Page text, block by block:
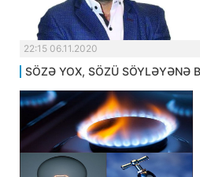
22:15 06.11.2020
SÖZƏ YOX, SÖZÜ SÖYLƏYƏNƏ